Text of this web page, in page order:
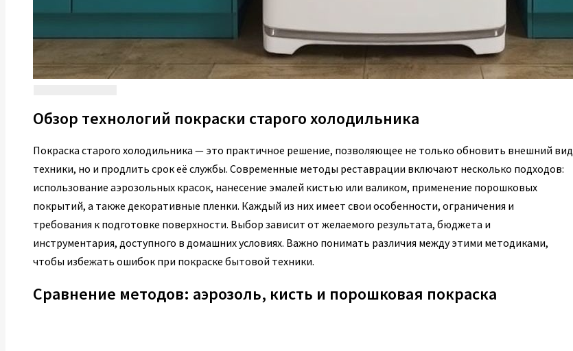
Обзор технологий покраски старого холодильника
Покраска старого холодильника — это практичное решение, позволяющее не только обновить внешний вид
техники, но и продлить срок её службы. Современные методы реставрации включают несколько подходов:
использование аэрозольных красок, нанесение эмалей кистью или валиком, применение порошковых
покрытий, а также декоративные пленки. Каждый из них имеет свои особенности, ограничения и
требования к подготовке поверхности. Выбор зависит от желаемого результата, бюджета и
инструментария, доступного в домашних условиях. Важно понимать различия между этими методиками,
чтобы избежать ошибок при покраске бытовой техники.
Сравнение методов: аэрозоль, кисть и порошковая покраска